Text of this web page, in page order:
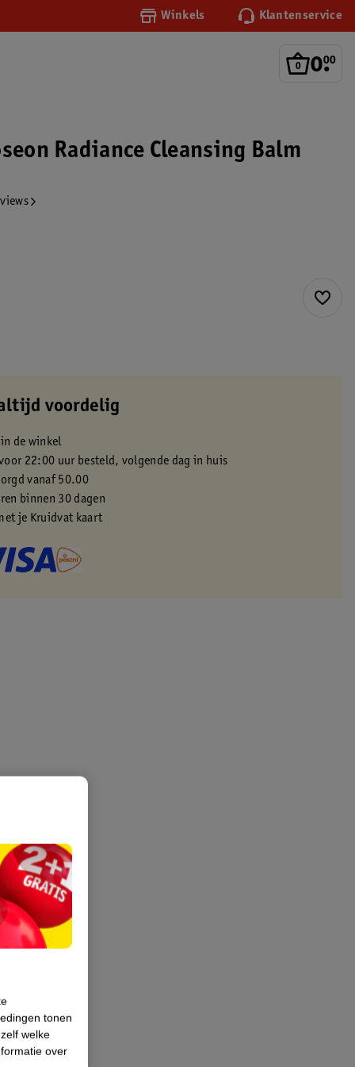
Winkels Klantenservice
0.
00
Radiance Cleansing Balm
voordelig
de winkel
22:00 uur besteld, volgende dag in huis
vanaf 50.00
binnen 30 dagen
je Kruidvat kaart
tonen
welke
over